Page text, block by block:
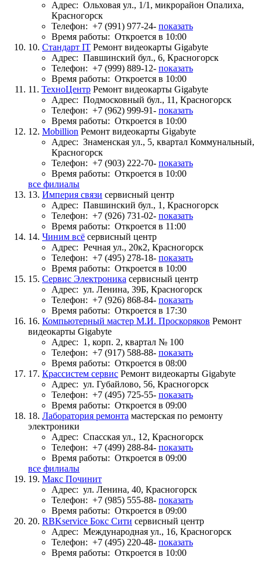
Адрес: Ольховая ул., 1/1, микрорайон Опалиха,
Красногорск
Телефон: +7 (991) 977-24- показать
Время работы: Откроется в 10:00
10. Стандарт IT Ремонт видеокарты Gigabyte
Адрес: Павшинский бул., 6, Красногорск
Телефон: +7 (999) 889-12- показать
Время работы: Откроется в 10:00
11. ТехноЦентр Ремонт видеокарты Gigabyte
Адрес: Подмосковный бул., 11, Красногорск
Телефон: +7 (962) 999-91- показать
Время работы: Откроется в 10:00
12. Mobillion Ремонт видеокарты Gigabyte
Адрес: Знаменская ул., 5, квартал Коммунальный,
Красногорск
Телефон: +7 (903) 222-70- показать
Время работы: Откроется в 10:00
все филиалы
13. Империя связи сервисный центр
Адрес: Павшинский бул., 1, Красногорск
Телефон: +7 (926) 731-02- показать
Время работы: Откроется в 11:00
14. Чиним всё сервисный центр
Адрес: Речная ул., 20к2, Красногорск
Телефон: +7 (495) 278-18- показать
Время работы: Откроется в 10:00
15. Сервис Электроника сервисный центр
Адрес: ул. Ленина, 39Б, Красногорск
Телефон: +7 (926) 868-84- показать
Время работы: Откроется в 17:30
16. Компьютерный мастер М.И. Проскоряков Ремонт
видеокарты Gigabyte
Адрес: 1, корп. 2, квартал № 100
Телефон: +7 (917) 588-88- показать
Время работы: Откроется в 08:00
17. Крассистем сервис Ремонт видеокарты Gigabyte
Адрес: ул. Губайлово, 56, Красногорск
Телефон: +7 (495) 725-55- показать
Время работы: Откроется в 09:00
18. Лаборатория ремонта мастерская по ремонту
электроники
Адрес: Спасская ул., 12, Красногорск
Телефон: +7 (499) 288-84- показать
Время работы: Откроется в 09:00
все филиалы
19. Макс Починит
Адрес: ул. Ленина, 40, Красногорск
Телефон: +7 (985) 555-88- показать
Время работы: Откроется в 09:00
20. RBKservice Бокс Сити сервисный центр
Адрес: Международная ул., 16, Красногорск
Телефон: +7 (495) 220-48- показать
Время работы: Откроется в 10:00